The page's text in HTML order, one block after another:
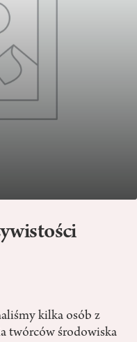
kilka osób z
twórców środowiska